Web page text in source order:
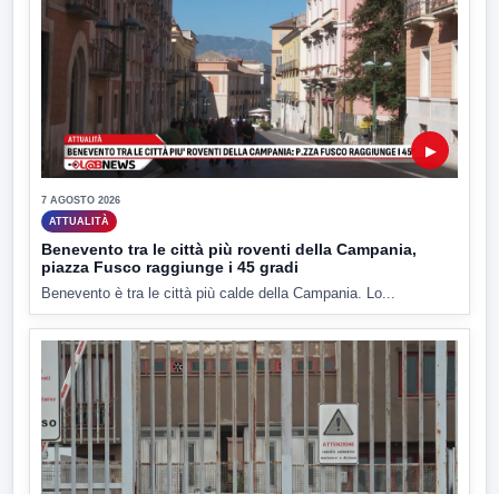
▶
7 AGOSTO 2026
ATTUALITÀ
Benevento tra le città più roventi della Campania,
piazza Fusco raggiunge i 45 gradi
Benevento è tra le città più calde della Campania. Lo...